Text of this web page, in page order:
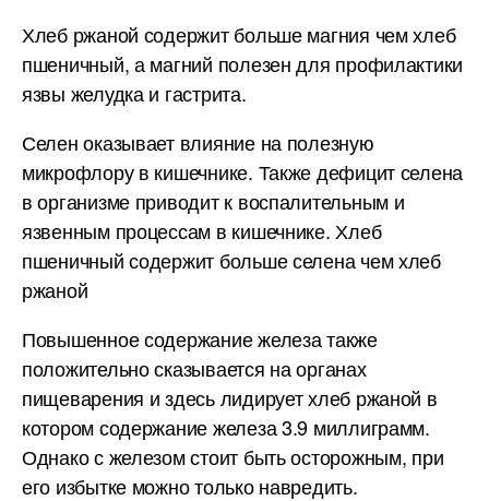
Хлеб ржаной содержит больше магния чем хлеб
пшеничный, а магний полезен для профилактики
язвы желудка и гастрита.
Селен оказывает влияние на полезную
микрофлору в кишечнике. Также дефицит селена
в организме приводит к воспалительным и
язвенным процессам в кишечнике. Хлеб
пшеничный содержит больше селена чем хлеб
ржаной
Повышенное содержание железа также
положительно сказывается на органах
пищеварения и здесь лидирует хлеб ржаной в
котором содержание железа 3.9 миллиграмм.
Однако с железом стоит быть осторожным, при
его избытке можно только навредить.